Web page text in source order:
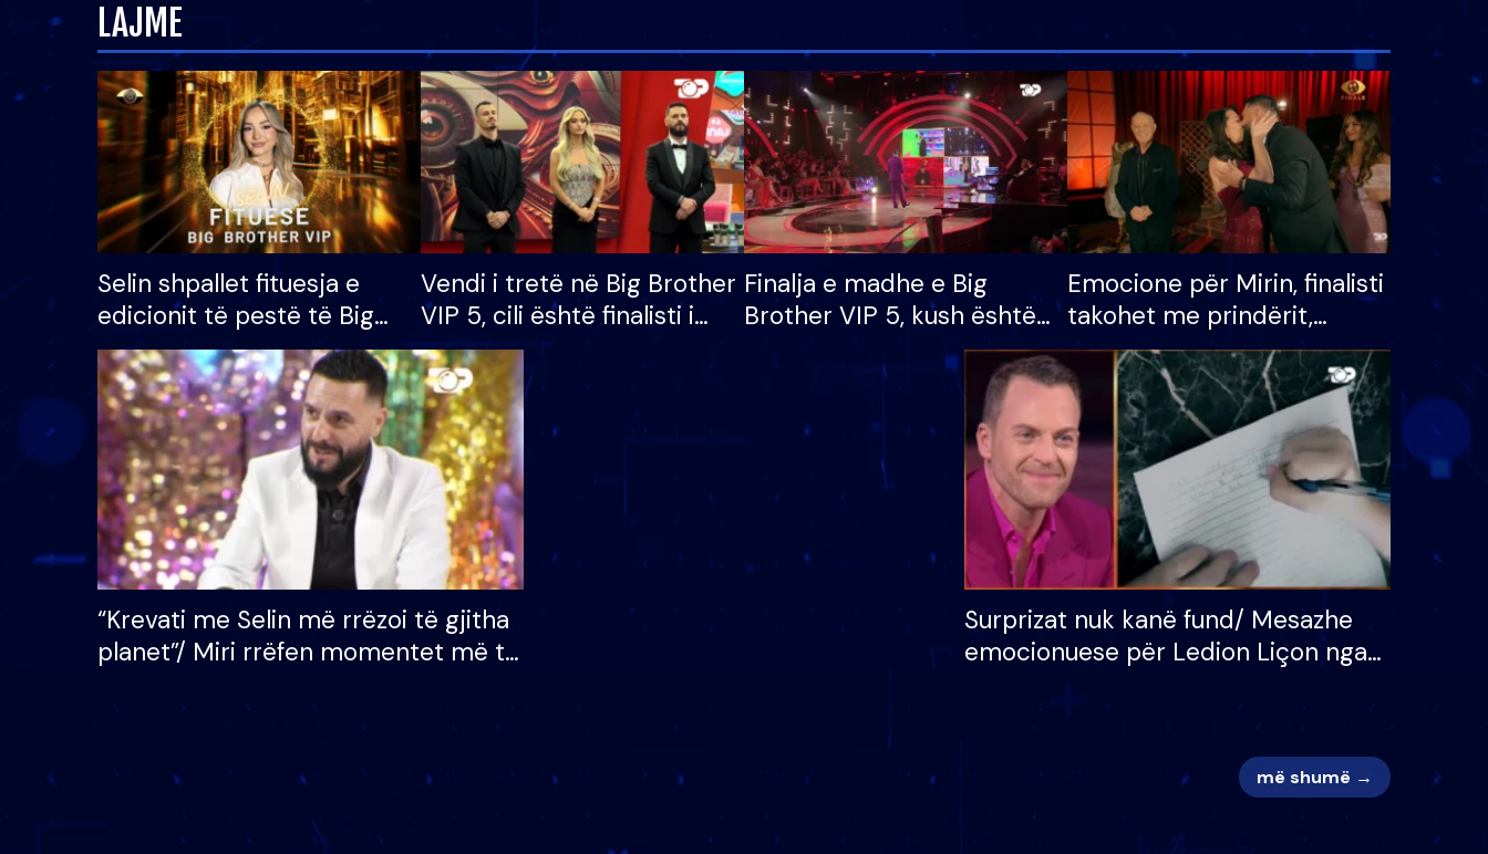
LAJME
Selin shpallet fituesja e
edicionit të pestë të Big
Brother VIP, rrëmben
çmimin e madh prej 100
mijë eurosh
Vendi i tretë në Big Brother
VIP 5, cili është finalisti i
radhës që lë shtëpinë
Finalja e madhe e Big
Brother VIP 5, kush është
banori i parë që lë shtëpinë
dhe humb mundësinë për
të fituar çmimin e madh
Emocione për Mirin, finalisti
takohet me prindërit,
vajzën dhe bashkëshorten:
S’kemi ndonjë letër divorci
apo jo?
“Krevati me Selin më rrëzoi të gjitha
planet”/ Miri rrëfen momentet më të
mungojë zilja e mëngjesit kur…
Surprizat nuk kanë fund/ Mesazhe
emocionuese për Ledion Liçon nga
më shumë →